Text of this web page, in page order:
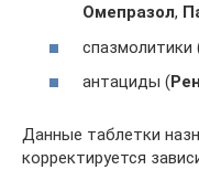
Омепразол,
спазмолитики
антациды (
Данные таблетки
корректируется